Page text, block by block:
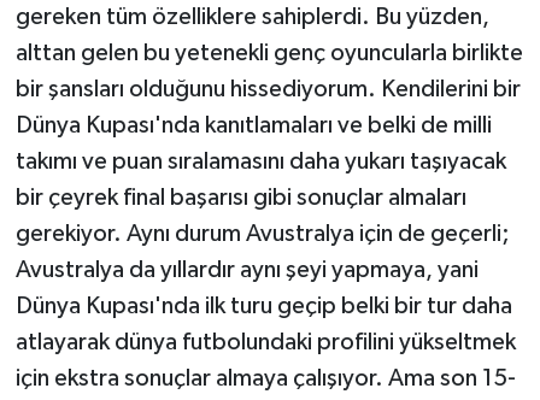
gereken tüm özelliklere sahiplerdi. Bu yüzden,
alttan gelen bu yetenekli genç oyuncularla birlikte
bir şansları olduğunu hissediyorum. Kendilerini bir
Dünya Kupası'nda kanıtlamaları ve belki de milli
takımı ve puan sıralamasını daha yukarı taşıyacak
bir çeyrek final başarısı gibi sonuçlar almaları
gerekiyor. Aynı durum Avustralya için de geçerli;
Avustralya da yıllardır aynı şeyi yapmaya, yani
Dünya Kupası'nda ilk turu geçip belki bir tur daha
atlayarak dünya futbolundaki profilini yükseltmek
için ekstra sonuçlar almaya çalışıyor. Ama son 15-